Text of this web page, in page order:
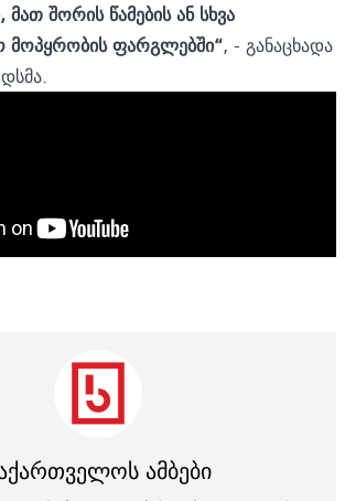
შორის წამების ან სხვა
მოპყრობის ფარგლებში“, - განაცხადა
ამბები